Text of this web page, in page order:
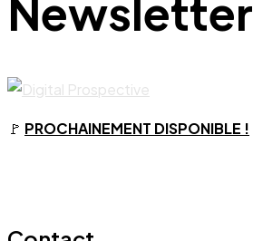
Newsletter
🚩 PROCHAINEMENT DISPONIBLE !